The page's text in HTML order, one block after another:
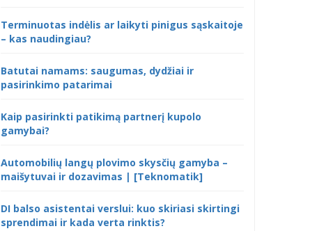
Terminuotas indėlis ar laikyti pinigus sąskaitoje
– kas naudingiau?
Batutai namams: saugumas, dydžiai ir
pasirinkimo patarimai
Kaip pasirinkti patikimą partnerį kupolo
gamybai?
Automobilių langų plovimo skysčių gamyba –
maišytuvai ir dozavimas | [Teknomatik]
DI balso asistentai verslui: kuo skiriasi skirtingi
sprendimai ir kada verta rinktis?